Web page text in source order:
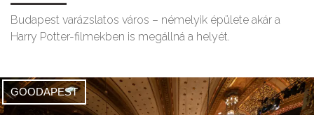
Budapest varázslatos város – némelyik épülete akár a
Harry Potter-filmekben is megállná a helyét.
GOODAPEST